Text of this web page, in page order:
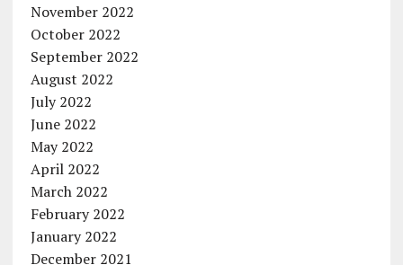
November 2022
October 2022
September 2022
August 2022
July 2022
June 2022
May 2022
April 2022
March 2022
February 2022
January 2022
December 2021